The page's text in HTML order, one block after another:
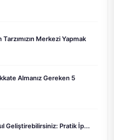
Merkezi Yapmak
Almanız Gereken 5
Geliştirebilirsiniz: Pratik İp...